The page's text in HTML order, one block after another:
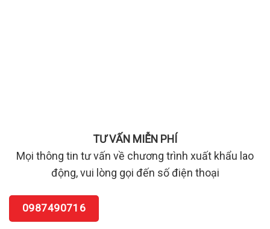
TƯ VẤN MIỄN PHÍ
Mọi thông tin tư vấn về chương trình xuất khẩu lao
động, vui lòng gọi đến số điện thoại
0987490716